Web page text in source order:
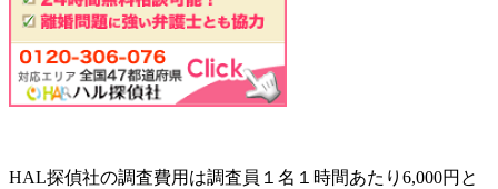
HAL探偵社の調査費用は調査員１名１時間あたり6,000円と